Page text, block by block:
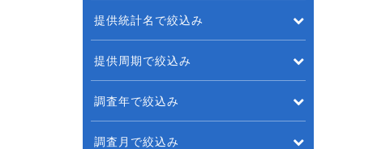
提供統計名で絞込み
提供周期で絞込み
調査年で絞込み
調査月で絞込み